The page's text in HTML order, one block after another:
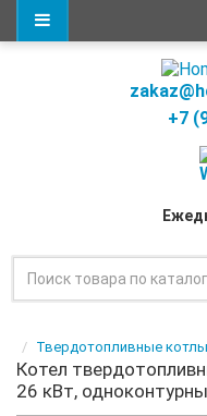
+7
Твердотопливные
Котел
26 кВт,